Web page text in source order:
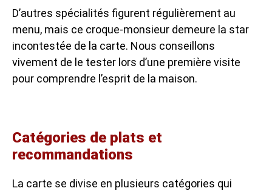
D’autres spécialités figurent régulièrement au
menu, mais ce croque-monsieur demeure la star
incontestée de la carte. Nous conseillons
vivement de le tester lors d’une première visite
pour comprendre l’esprit de la maison.
Catégories de plats et
recommandations
La carte se divise en plusieurs catégories qui